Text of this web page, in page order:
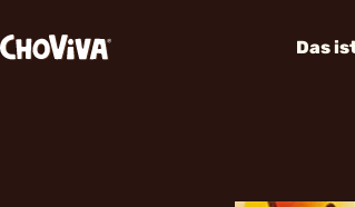
Das